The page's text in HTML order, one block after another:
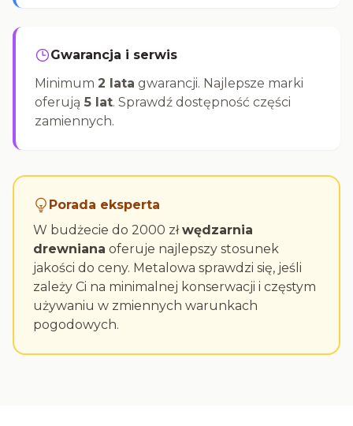
Gwarancja i serwis
Minimum 2 lata gwarancji. Najlepsze marki
oferują 5 lat. Sprawdź dostępność części
zamiennych.
Porada eksperta
W budżecie do 2000 złwędzarnia
drewniana oferuje najlepszy stosunek
jakości do ceny. Metalowa sprawdzi się, jeśli
zależy Ci na minimalnej konserwacji i częstym
używaniu w zmiennych warunkach
pogodowych.